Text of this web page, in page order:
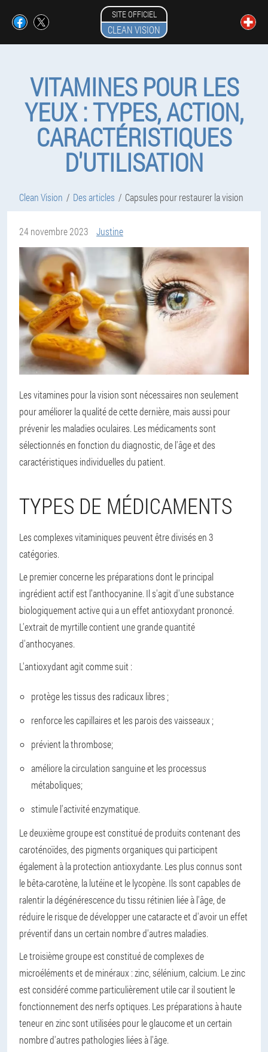
SITE OFFICIEL
CLEAN VISION
VITAMINES POUR LES
YEUX : TYPES, ACTION,
CARACTÉRISTIQUES
D'UTILISATION
Clean Vision Des articles Capsules pour restaurer la vision
24 novembre 2023 Justine
Les vitamines pour la vision sont nécessaires non seulement
pour améliorer la qualité de cette dernière, mais aussi pour
prévenir les maladies oculaires. Les médicaments sont
sélectionnés en fonction du diagnostic, de l'âge et des
caractéristiques individuelles du patient.
TYPES DE MÉDICAMENTS
Les complexes vitaminiques peuvent être divisés en 3
catégories.
Le premier concerne les préparations dont le principal
ingrédient actif est l’anthocyanine. Il s'agit d'une substance
biologiquement active qui a un effet antioxydant prononcé.
L'extrait de myrtille contient une grande quantité
d'anthocyanes.
L'antioxydant agit comme suit :
protège les tissus des radicaux libres ;
renforce les capillaires et les parois des vaisseaux ;
prévient la thrombose;
améliore la circulation sanguine et les processus
métaboliques;
stimule l'activité enzymatique.
Le deuxième groupe est constitué de produits contenant des
caroténoïdes, des pigments organiques qui participent
également à la protection antioxydante. Les plus connus sont
le bêta-carotène, la lutéine et le lycopène. Ils sont capables de
ralentir la dégénérescence du tissu rétinien liée à l'âge, de
réduire le risque de développer une cataracte et d'avoir un effet
préventif dans un certain nombre d'autres maladies.
Le troisième groupe est constitué de complexes de
microéléments et de minéraux : zinc, sélénium, calcium. Le zinc
est considéré comme particulièrement utile car il soutient le
fonctionnement des nerfs optiques. Les préparations à haute
teneur en zinc sont utilisées pour le glaucome et un certain
nombre d'autres pathologies liées à l'âge.